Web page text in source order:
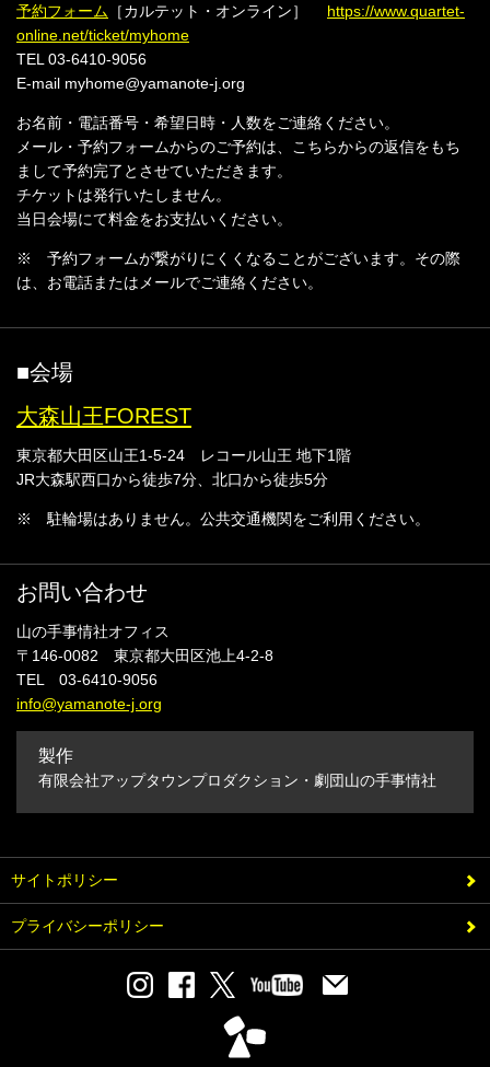
予約フォーム ［カルテット・オンライン］ https://www.quartet-
online.net/ticket/myhome
TEL 03-6410-9056
E-mail myhome@yamanote-j.org
お名前・電話番号・希望日時・人数をご連絡ください。
メール・予約フォームからのご予約は、こちらからの返信をもち
まして予約完了とさせていただきます。
チケットは発行いたしません。
当日会場にて料金をお支払いください。
※ 予約フォームが繋がりにくくなることがございます。その際
は、お電話またはメールでご連絡ください。
■会場
大森山王FOREST
東京都大田区山王1-5-24 レコール山王 地下1階
JR大森駅西口から徒歩7分、北口から徒歩5分
※ 駐輪場はありません。公共交通機関をご利用ください。
お問い合わせ
山の手事情社オフィス
〒146-0082 東京都大田区池上4-2-8
TEL 03-6410-9056
info@yamanote-j.org
製作
有限会社アップタウンプロダクション・劇団山の手事情社
サイトポリシー
プライバシーポリシー